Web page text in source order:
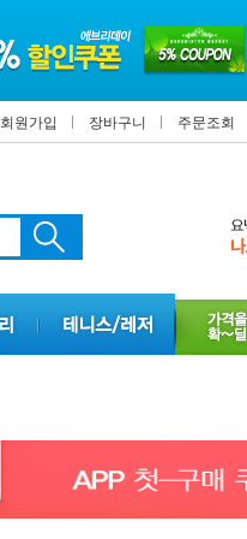
회원가입 장바구니 주문조회